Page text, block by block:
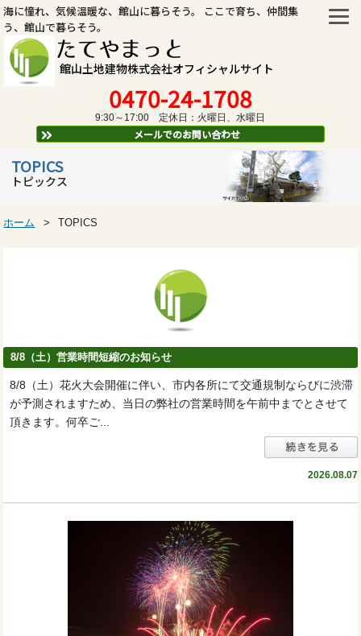
海に憧れ、気候温暖な、館山に暮らそう。 ここで育ち、仲間集
う、館山で暮らそう。
館山土地建物株式会社オフィシャルサイト
0470-24-1708
9:30～17:00 定休日：火曜日、水曜日
メールでのお問い合わせ
TOPICS
トピックス
ホーム TOPICS
8/8（土）営業時間短縮のお知らせ
8/8（土）花火大会開催に伴い、市内各所にて交通規制ならびに渋滞
が予測されますため、当日の弊社の営業時間を午前中までとさせて
頂きます。何卒ご...
2026.08.07